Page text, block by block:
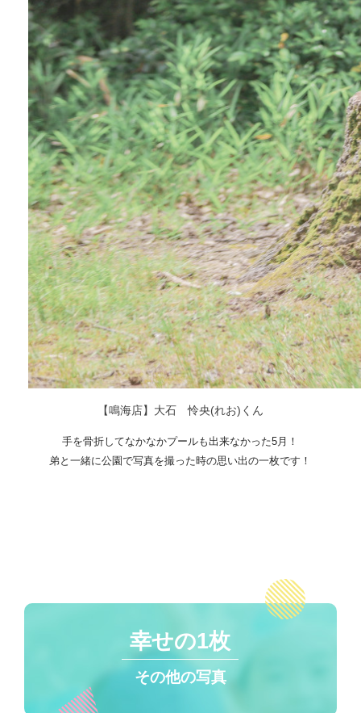
【鳴海店】大石 怜央(れお)くん
手を骨折してなかなかプールも出来なかった5月！
弟と一緒に公園で写真を撮った時の思い出の一枚です！
幸せの1枚
その他の写真